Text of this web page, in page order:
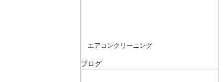
エアコンクリーニング
ブログ